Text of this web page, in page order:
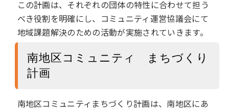
この計画は、それぞれの団体の特性に合わせて担う
べき役割を明確にし、コミュニティ運営協議会にて
地域課題解決のための活動が実施されていきます。
南地区コミュニティ まちづくり
計画
南地区コミュニティまちづくり計画は、南地区にあ